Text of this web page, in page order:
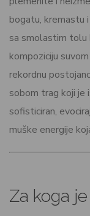
bogatu, kremastu
sa smolastim tolu
kompoziciju
rekordnu
sobom trag koji je
sofisticiran,
muške energije
Za koga